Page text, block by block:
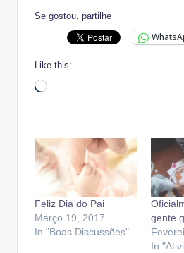
Se gostou, partilhe
Like this:
Loading…
Feliz Dia do Pai
Março 19, 2017
In "Boas Discussões"
gente
In